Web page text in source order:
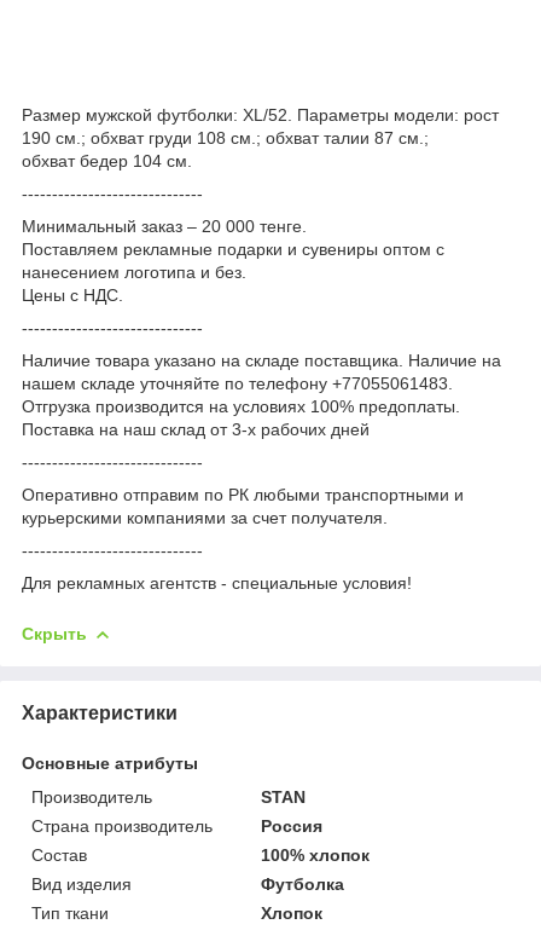
Размер мужской футболки: XL/52. Параметры модели: рост
190 см.; обхват груди 108 см.; обхват талии 87 см.;
обхват бедер 104 см.
------------------------------
Минимальный заказ – 20 000 тенге.
Поставляем рекламные подарки и сувениры оптом с
нанесением логотипа и без.
Цены с НДС.
------------------------------
Наличие товара указано на складе поставщика. Наличие на
нашем складе уточняйте по телефону +77055061483.
Отгрузка производится на условиях 100% предоплаты.
Поставка на наш склад от 3-x рабочих дней
------------------------------
Оперативно отправим по РК любыми транспортными и
курьерскими компаниями за счет получателя.
------------------------------
Для рекламных агентств - специальные условия!
Скрыть
Характеристики
Основные атрибуты
Производитель
STAN
Страна производитель
Россия
Состав
100% хлопок
Вид изделия
Футболка
Тип ткани
Хлопок